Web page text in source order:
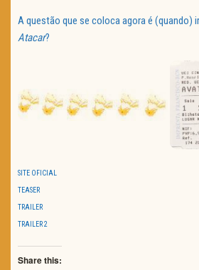
A questão que se coloca agora é (quando)
Atacar?
SITE OFICIAL
TEASER
TRAILER
TRAILER 2
Share this: